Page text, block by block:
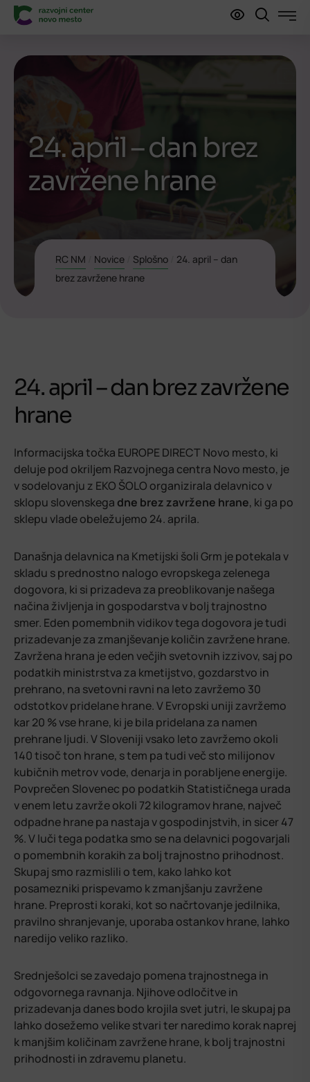
24. april – dan brez
zavržene hrane
RC NM Novice Splošno
24. april – dan
brez zavržene hrane
24. april – dan brez zavržene
hrane
Informacijska točka EUROPE DIRECT Novo mesto, ki
deluje pod okriljem Razvojnega centra Novo mesto, je
v sodelovanju z EKO ŠOLO organizirala delavnico v
sklopu slovenskega dne brez zavržene hrane, ki ga po
sklepu vlade obeležujemo 24. aprila.
Današnja delavnica na Kmetijski šoli Grm je potekala v
skladu s prednostno nalogo evropskega zelenega
dogovora, ki si prizadeva za preoblikovanje našega
načina življenja in gospodarstva v bolj trajnostno
smer. Eden pomembnih vidikov tega dogovora je tudi
prizadevanje za zmanjševanje količin zavržene hrane.
Zavržena hrana je eden večjih svetovnih izzivov, saj po
podatkih ministrstva za kmetijstvo, gozdarstvo in
prehrano, na svetovni ravni na leto zavržemo 30
odstotkov pridelane hrane. V Evropski uniji zavržemo
kar 20 % vse hrane, ki je bila pridelana za namen
prehrane ljudi. V Sloveniji vsako leto zavržemo okoli
140 tisoč ton hrane, s tem pa tudi več sto milijonov
kubičnih metrov vode, denarja in porabljene energije.
Povprečen Slovenec po podatkih Statističnega urada
v enem letu zavrže okoli 72 kilogramov hrane, največ
odpadne hrane pa nastaja v gospodinjstvih, in sicer 47
%. V luči tega podatka smo se na delavnici pogovarjali
o pomembnih korakih za bolj trajnostno prihodnost.
Skupaj smo razmislili o tem, kako lahko kot
posamezniki prispevamo k zmanjšanju zavržene
hrane. Preprosti koraki, kot so načrtovanje jedilnika,
pravilno shranjevanje, uporaba ostankov hrane, lahko
naredijo veliko razliko.
Srednješolci se zavedajo pomena trajnostnega in
odgovornega ravnanja. Njihove odločitve in
prizadevanja danes bodo krojila svet jutri, le skupaj pa
lahko dosežemo velike stvari ter naredimo korak naprej
k manjšim količinam zavržene hrane, k bolj trajnostni
prihodnosti in zdravemu planetu.